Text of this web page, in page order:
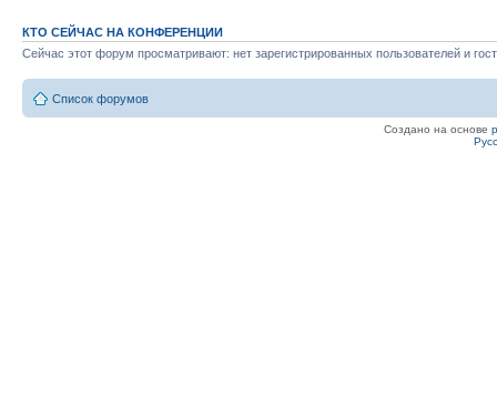
КТО СЕЙЧАС НА КОНФЕРЕНЦИИ
Сейчас этот форум просматривают: нет зарегистрированных пользователей и
Список форумов
Создано на основе